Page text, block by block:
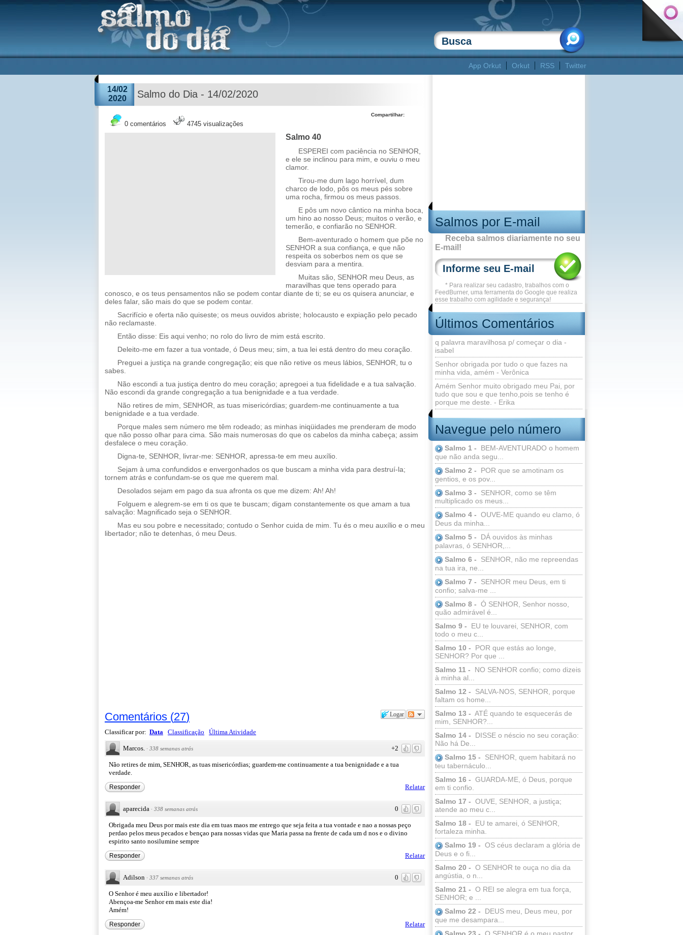
App Orkut Orkut RSS Twitter
Salmos por E-mail
Receba salmos diariamente no seu
E-mail!
* Para realizar seu cadastro, trabalhos com o
FeedBurner, uma ferramenta do Google que realiza
esse trabalho com agilidade e segurança!
Últimos Comentários
q palavra maravilhosa p/ começar o dia -
isabel
Senhor obrigada por tudo o que fazes na
minha vida, amém - Verônica
Amém Senhor muito obrigado meu Pai, por
tudo que sou e que tenho,pois se tenho é
porque me deste. - Erika
Navegue pelo número
Salmo 1 -
BEM-AVENTURADO o homem
que não anda segu...
Salmo 2 -
POR que se amotinam os
gentios, e os pov...
Salmo 3 -
SENHOR, como se têm
multiplicado os meus...
Salmo 4 - OUVE-ME quando eu clamo, ó
Deus da minha...
Salmo 5 -
DÁ ouvidos às minhas
palavras, ó SENHOR,...
Salmo 6 -
SENHOR, não me repreendas
na tua ira, ne...
Salmo 7 -
SENHOR meu Deus, em ti
confio; salva-me ...
Salmo 8 - Ó SENHOR, Senhor nosso,
quão admirável é...
Salmo 9 -
EU te louvarei, SENHOR, com
todo o meu c...
Salmo 10 -
POR que estás ao longe,
SENHOR? Por que ...
Salmo 11 -
NO SENHOR confio; como dizeis
à minha al...
Salmo 12 -
SALVA-NOS, SENHOR, porque
faltam os home...
Salmo 13 - ATÉ quando te esquecerás de
mim, SENHOR?...
Salmo 14 -
DISSE o néscio no seu coração:
Não há De...
Salmo 15 -
SENHOR, quem habitará no
teu tabernáculo...
Salmo 16 - GUARDA-ME, ó Deus, porque
em ti confio.
Salmo 17 - OUVE, SENHOR, a justiça;
atende ao meu c...
Salmo 18 -
EU te amarei, ó SENHOR,
fortaleza minha.
Salmo 19 - OS céus declaram a glória de
Deus e o fi...
Salmo 20 - O SENHOR te ouça no dia da
angústia, o n...
Salmo 21 - O REI se alegra em tua força,
SENHOR; e ...
Salmo 22 -
DEUS meu, Deus meu, por
que me desampara...
Salmo 23 - O SENHOR é o meu pastor,
14/02
2020
Salmo do Dia - 14/02/2020
0 comentários 4745 visualizações
Compartilhar:
Salmo 40
ESPEREI com paciência no SENHOR,
e ele se inclinou para mim, e ouviu o meu
clamor.
Tirou-me dum lago horrível, dum
charco de lodo, pôs os meus pés sobre
uma rocha, firmou os meus passos.
E pôs um novo cântico na minha boca,
um hino ao nosso Deus; muitos o verão, e
temerão, e confiarão no SENHOR.
Bem-aventurado o homem que põe no
SENHOR a sua confiança, e que não
respeita os soberbos nem os que se
desviam para a mentira.
Muitas são, SENHOR meu Deus, as
maravilhas que tens operado para
conosco, e os teus pensamentos não se podem contar diante de ti; se eu os quisera anunciar, e
deles falar, são mais do que se podem contar.
Sacrifício e oferta não quiseste; os meus ouvidos abriste; holocausto e expiação pelo pecado
não reclamaste.
Então disse: Eis aqui venho; no rolo do livro de mim está escrito.
Deleito-me em fazer a tua vontade, ó Deus meu; sim, a tua lei está dentro do meu coração.
Preguei a justiça na grande congregação; eis que não retive os meus lábios, SENHOR, tu o
sabes.
Não escondi a tua justiça dentro do meu coração; apregoei a tua fidelidade e a tua salvação.
Não escondi da grande congregação a tua benignidade e a tua verdade.
Não retires de mim, SENHOR, as tuas misericórdias; guardem-me continuamente a tua
benignidade e a tua verdade.
Porque males sem número me têm rodeado; as minhas iniqüidades me prenderam de modo
que não posso olhar para cima. São mais numerosas do que os cabelos da minha cabeça; assim
desfalece o meu coração.
Digna-te, SENHOR, livrar-me: SENHOR, apressa-te em meu auxílio.
Sejam à uma confundidos e envergonhados os que buscam a minha vida para destruí-la;
tornem atrás e confundam-se os que me querem mal.
Desolados sejam em pago da sua afronta os que me dizem: Ah! Ah!
Folguem e alegrem-se em ti os que te buscam; digam constantemente os que amam a tua
salvação: Magnificado seja o SENHOR.
Mas eu sou pobre e necessitado; contudo o Senhor cuida de mim. Tu és o meu auxílio e o meu
libertador; não te detenhas, ó meu Deus.
Logar
Comentários (27)
Classificar por: Data Classificação Última Atividade
+2
Marcos. · 338 semanas atrás
Não retires de mim, SENHOR, as tuas misericórdias; guardem-me continuamente a tua benignidade e a tua
verdade.
Relatar
Responder
0
aparecida · 338 semanas atrás
Obrigada meu Deus por mais este dia em tuas maos me entrego que seja feita a tua vontade e nao a nossas peço
perdao pelos meus pecados e bençao para nossas vidas que Maria passa na frente de cada um d nos e o divino
espirito santo nosilumine sempre
Relatar
Responder
0
Adilson · 337 semanas atrás
O Senhor é meu auxílio e libertador!
Abençoa-me Senhor em mais este dia!
Amém!
Relatar
Responder